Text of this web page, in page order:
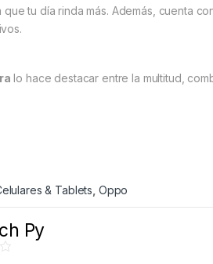
que tu día rinda más. Además, cuenta
lo hace destacar entre la multitud,
& Tablets Oppo
Py